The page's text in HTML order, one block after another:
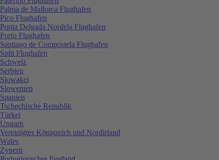
Palma de Mallorca Flughafen
Pico Flughafen
Ponta Delgada Nordela Flughafen
Porto Flughafen
Santiago de Compostela Flughafen
Split Flughafen
Schweiz
Serbien
Slowakei
Slowenien
Spanien
Tschechische Republik
Türkei
Ungarn
Vereinigtes Königreich und Nordirland
Wales
Zypern